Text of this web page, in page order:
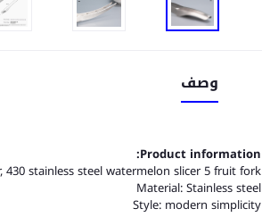
وصف
Product information:
430 stainless steel watermelon slicer 5 fruit fork
Material: Stainless steel
Style: modern simplicity